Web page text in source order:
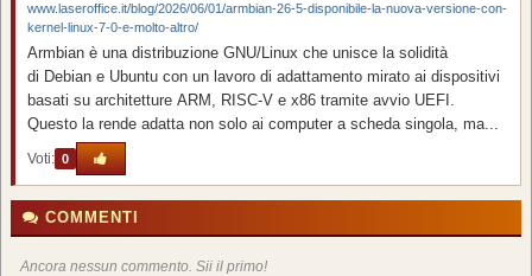
www.laseroffice.it/blog/2026/06/01/armbian-26-5-disponibile-la-nuova-versione-con-
kernel-linux-7-0-e-molto-altro/
Armbian è una distribuzione GNU/Linux che unisce la solidità
di Debian e Ubuntu con un lavoro di adattamento mirato ai dispositivi
basati su architetture ARM, RISC‑V e x86 tramite avvio UEFI.
Questo la rende adatta non solo ai computer a scheda singola, ma...
Voti: 0
COMMENTI
Ancora nessun commento. Sii il primo!